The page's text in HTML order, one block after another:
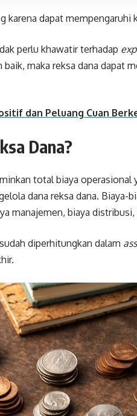
dapat mempengaruhi
perlu khawatir terhadap
maka reksa dana dapat
dan Peluang Cuan
Dana?
total biaya operasional
dana reksa dana. Biaya-
manajemen, biaya distribusi,
diperhitungkan dalam